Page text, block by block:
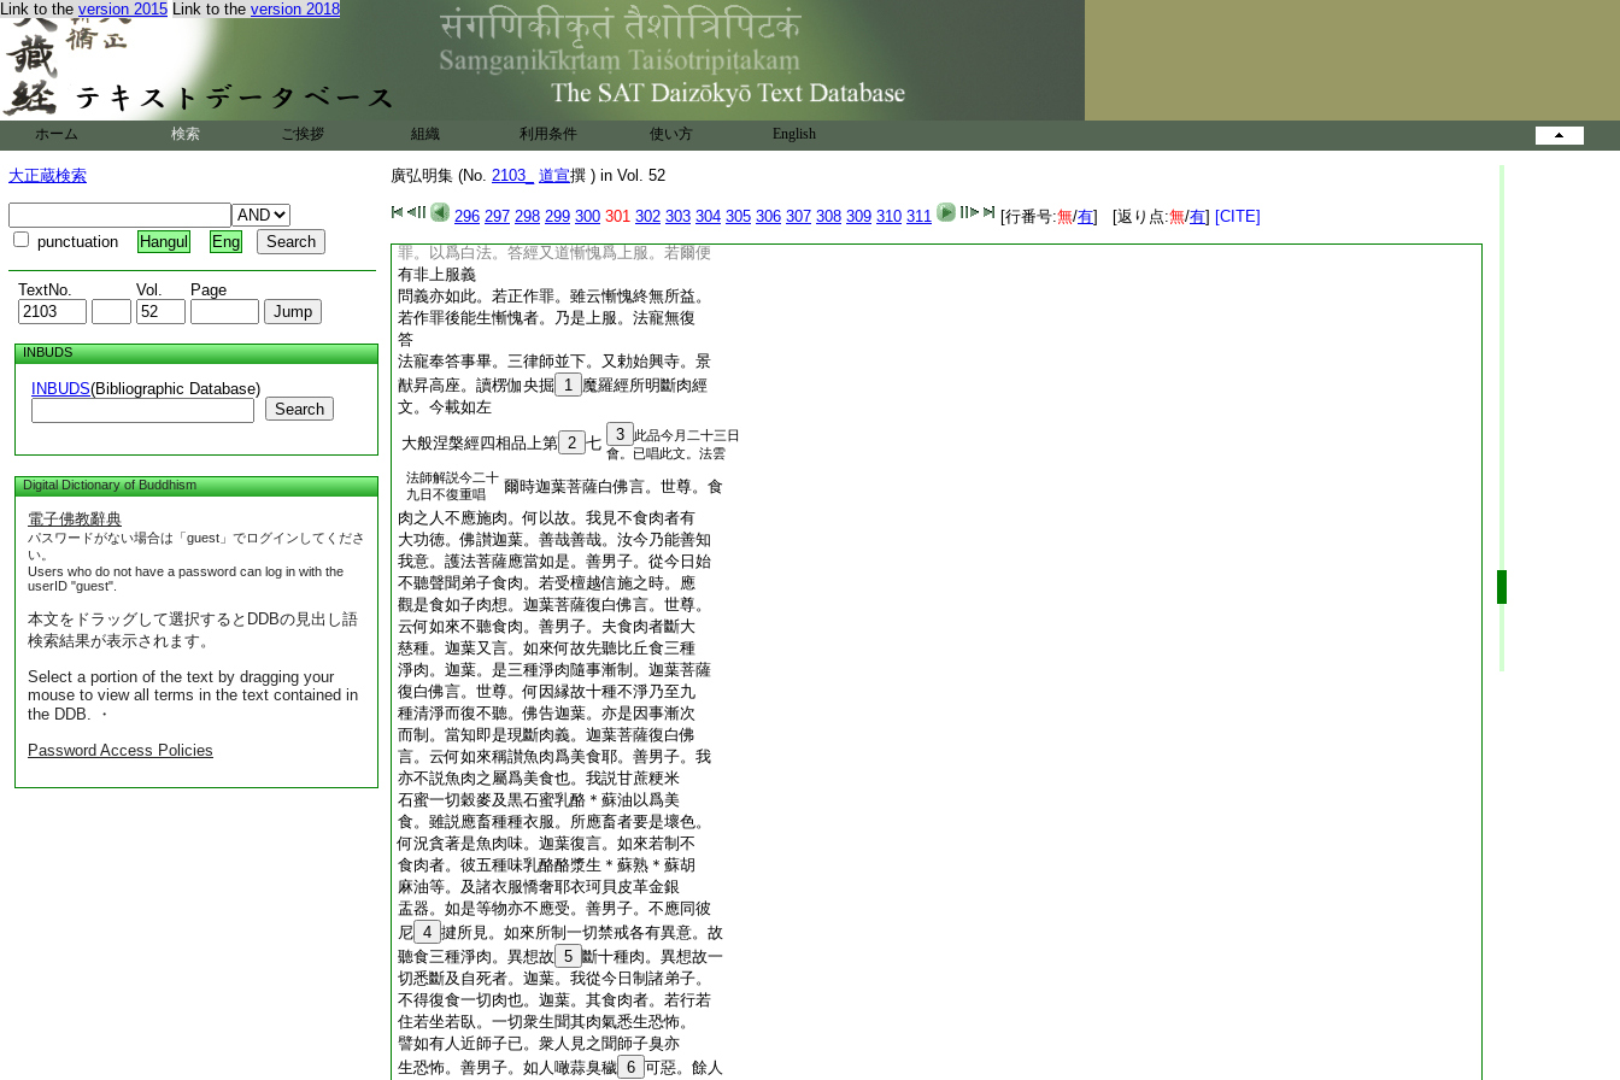
Link to the version 2015 Link to the version 2018
ホーム 検索 ご挨拶 組織 利用条件 使い方 English
大正蔵検索
punctuation Hangul Eng
TextNo. Vol. Page
INBUDS
INBUDS(Bibliographic Database)
Search
Digital Dictionary of Buddhism
電子佛教辭典
パスワードがない場合は「guest」でログインしてくださ
い。
Users who do not have a password can log in with the
userID "guest".
本文をドラッグして選択するとDDBの見出し語
検索結果が表示されます。
Select a portion of the text by dragging your
mouse to view all terms in the text contained in
the DDB. ・
Password Access Policies
廣弘明集 (No. 2103_ 道宣撰 ) in Vol. 52
296 297 298 299 300 301 302 303 304 305 306 307 308 309 310 311 [行番号:無/有] [返り点:無/有] [CITE]
問若爾但先道慚愧痛打前人。而道我慚愧
汝我打汝。我慚愧汝我食汝。答如大邪見人
無慚愧。其既知慚愧。故知 9 差不慚者
問先道慚愧而猶噉食。此是知而故犯。非謂
慚愧。若使先時不知。或是過誤。後方起愧乃
是慚愧。豈非知而故犯。其罪大於不知。又復
慚愧不得重犯。如其
10
直犯。復是違破初心。
論此爲罪所以彌大。答經有
11
誠文。耆婆云汝
有慚愧。故罪可滅。慚愧即是清白法
問法師是得經言不得其意此明。若作罪後
罪。以爲白法。答經又道慚愧爲上服。若爾便
有非上服義
問義亦如此。若正作罪。雖云慚愧終無所益。
若作罪後能生慚愧者。乃是上服。法寵無復
答
法寵奉答事畢。三律師並下。又勅始興寺。景
猷昇高座。讀楞伽央掘
1 魔羅經所明斷肉經
文。今載如左
大般涅槃經四相品上第 2 七 3
此品今月二十三日
會。已唱此文。法雲
法師解説今二十
九日不復重唱
爾時迦葉菩薩白佛言。世尊。食
肉之人不應施肉。何以故。我見不食肉者有
大功徳。佛讃迦葉。善哉善哉。汝今乃能善知
我意。護法菩薩應當如是。善男子。從今日始
不聽聲聞弟子食肉。若受檀越信施之時。應
觀是食如子肉想。迦葉菩薩復白佛言。世尊。
云何如來不聽食肉。善男子。夫食肉者斷大
慈種。迦葉又言。如來何故先聽比丘食三種
淨肉。迦葉。是三種淨肉隨事漸制。迦葉菩薩
復白佛言。世尊。何因縁故十種不淨乃至九
種清淨而復不聽。佛告迦葉。亦是因事漸次
而制。當知即是現斷肉義。迦葉菩薩復白佛
言。云何如來稱讃魚肉爲美食耶。善男子。我
亦不説魚肉之屬爲美食也。我説甘蔗粳米
石蜜一切穀麥及黒石蜜乳酪＊蘇油以爲美
食。雖説應畜種種衣服。所應畜者要是壞色。
何況貪著是魚肉味。迦葉復言。如來若制不
食肉者。彼五種味乳酪酪漿生＊蘇熟＊蘇胡
麻油等。及諸衣服憍奢耶衣珂貝皮革金銀
盂器。如是等物亦不應受。善男子。不應同彼
尼 4 揵所見。如來所制一切禁戒各有異意。故
聽食三種淨肉。異想故 5 斷十種肉。異想故一
切悉斷及自死者。迦葉。我從今日制諸弟子。
不得復食一切肉也。迦葉。其食肉者。若行若
住若坐若臥。一切衆生聞其肉氣悉生恐怖。
譬如有人近師子已。衆人見之聞師子臭亦
生恐怖。善男子。如人噉蒜臭穢 6 可惡。餘人